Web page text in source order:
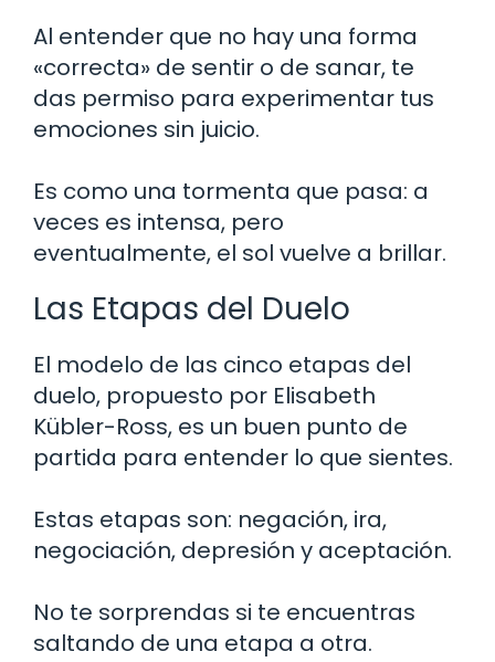
Al entender que no hay una forma
«correcta» de sentir o de sanar, te
das permiso para experimentar tus
emociones sin juicio.
Es como una tormenta que pasa: a
veces es intensa, pero
eventualmente, el sol vuelve a brillar.
Las Etapas del Duelo
El modelo de las cinco etapas del
duelo, propuesto por Elisabeth
Kübler-Ross, es un buen punto de
partida para entender lo que sientes.
Estas etapas son: negación, ira,
negociación, depresión y aceptación.
No te sorprendas si te encuentras
saltando de una etapa a otra.